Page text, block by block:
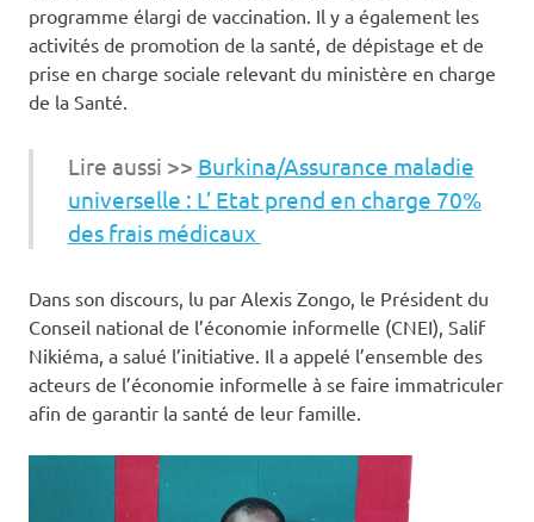
programme élargi de vaccination. Il y a également les
activités de promotion de la santé, de dépistage et de
prise en charge sociale relevant du ministère en charge
de la Santé.
Lire aussi >> Burkina/Assurance maladie
universelle : L’ Etat prend en charge 70%
des frais médicaux
Dans son discours, lu par Alexis Zongo, le Président du
Conseil national de l’économie informelle (CNEI), Salif
Nikiéma, a salué l’initiative. Il a appelé l’ensemble des
acteurs de l’économie informelle à se faire immatriculer
afin de garantir la santé de leur famille.